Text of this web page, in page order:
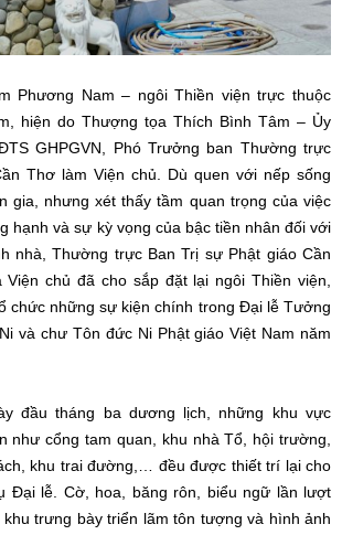
Phương Nam – ngôi Thiền viện trực thuộc
hiện do Thượng tọa Thích Bình Tâm – Ủy
GHPGVN, Phó Trưởng ban Thường trực
Thơ làm Viện chủ. Dù quen với nếp sống
gia, nhưng xét thấy tầm quan trọng của việc
hạnh và sự kỳ vọng của bậc tiền nhân đối với
nhà, Thường trực Ban Trị sự Phật giáo Cần
chủ đã cho sắp đặt lại ngôi Thiền viện,
chức những sự kiện chính trong Đại lễ Tưởng
và chư Tôn đức Ni Phật giáo Việt Nam năm
đầu tháng ba dương lịch, những khu vực
như cổng tam quan, khu nhà Tổ, hội trường,
khu trai đường,… đều được thiết trí lại cho
Đại lễ. Cờ, hoa, băng rôn, biểu ngữ lần lượt
trưng bày triển lãm tôn tượng và hình ảnh